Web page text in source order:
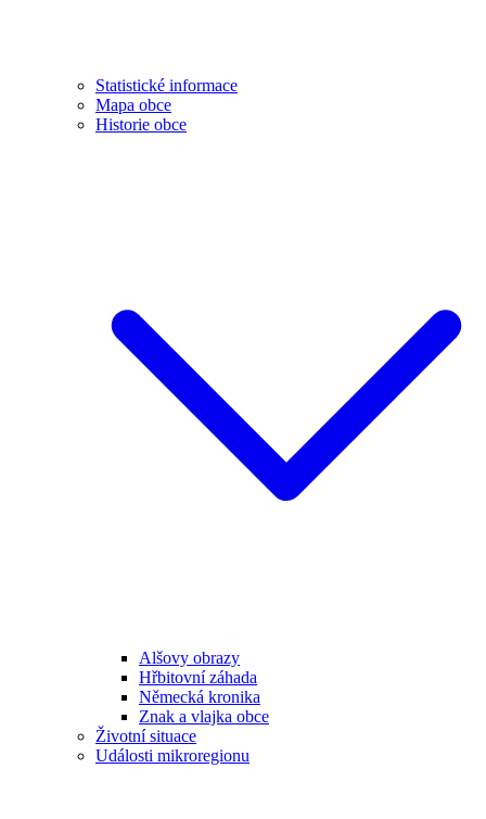
Statistické informace
Mapa obce
Historie obce
Alšovy obrazy
Hřbitovní záhada
Německá kronika
Znak a vlajka obce
Životní situace
Události mikroregionu